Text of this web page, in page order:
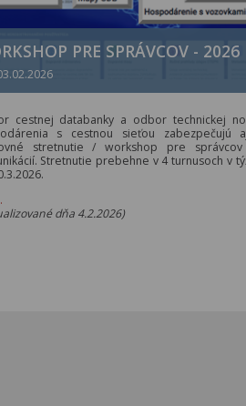
PRE SPRÁVCOV - 2026
cestnej databanky a odbor technickej
s cestnou sieťou zabezpečujú
stretnutie / workshop pre správcov
Stretnutie prebehne v 4 turnusoch v
dňa 4.2.2026)